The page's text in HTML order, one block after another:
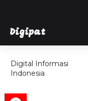
Digipat
Digital Informasi
Indonesia